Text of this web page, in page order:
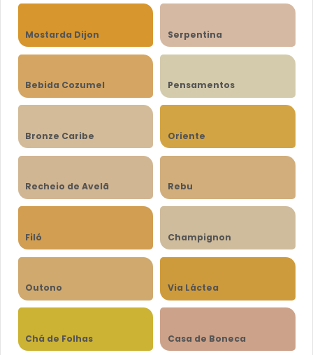
Mostarda Dijon Serpentina
Bebida Cozumel Pensamentos
Bronze Caribe Oriente
Recheio de Avelã Rebu
Filó Champignon
Outono Via Láctea
Chá de Folhas Casa de Boneca